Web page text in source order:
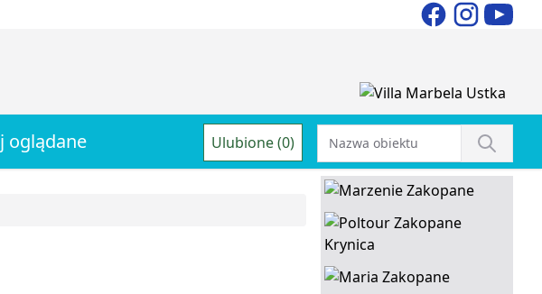
oglądane Ulubione (0)